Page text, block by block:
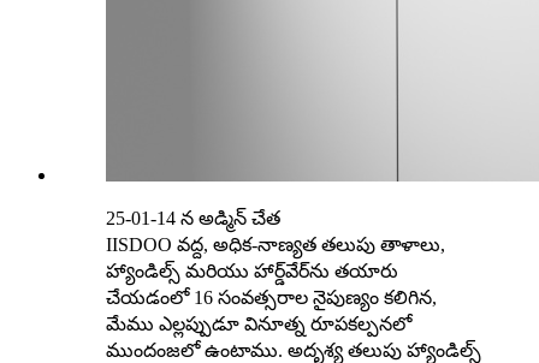
25-01-14 న అడ్మిన్ చేత
IISDOO వద్ద, అధిక-నాణ్యత తలుపు తాళాలు,
హ్యాండిల్స్ మరియు హార్డ్‌వేర్‌ను తయారు
చేయడంలో 16 సంవత్సరాల నైపుణ్యం కలిగిన,
మేము ఎల్లప్పుడూ వినూత్న రూపకల్పనలో
ముందంజలో ఉంటాము. అదృశ్య తలుపు హ్యాండిల్స్